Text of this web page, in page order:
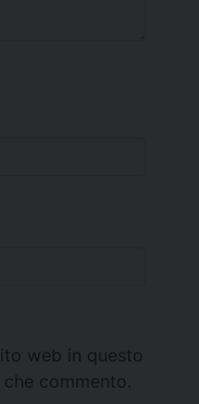
web in questo
commento.